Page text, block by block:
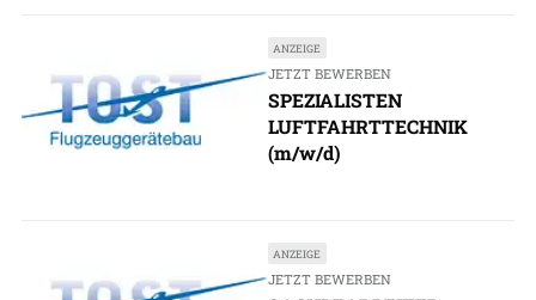
ANZEIGE
JETZT BEWERBEN
SPEZIALISTEN
LUFTFAHRTTECHNIK
(m/w/d)
ANZEIGE
JETZT BEWERBEN